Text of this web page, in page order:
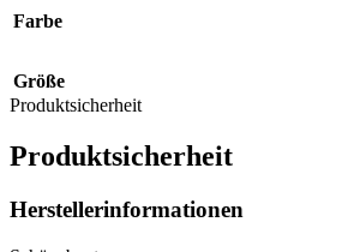
Farbe
Größe
Produktsicherheit
Produktsicherheit
Herstellerinformationen